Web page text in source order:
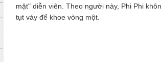
mặt" diễn viên. Theo người này, Phi Phi
tụt váy để khoe vòng một.